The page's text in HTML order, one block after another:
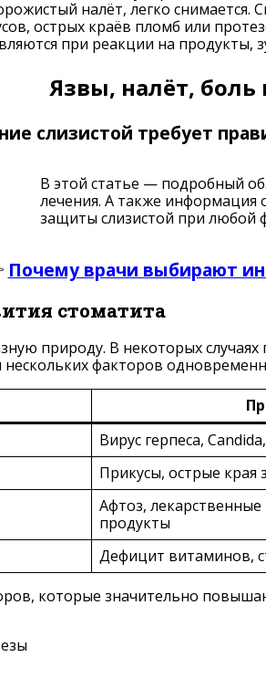
налёт, легко снимается.
острых краёв пломб или
при реакции на
Язвы, налёт, боль
слизистой требует
В этой статье — подробный
лечения. А также информация
защиты слизистой при любой
Почему врачи выбирают
стоматита
природу. В некоторых
факторов
Вирус герпеса,
Прикусы, острые края
Афтоз,
продукты
Дефицит витаминов,
которые значительно